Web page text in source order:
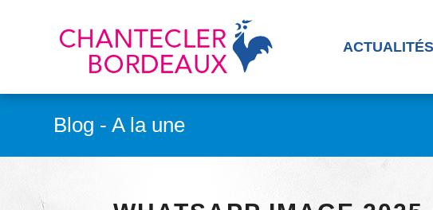
ACTUALITÉS
Blog - A la une